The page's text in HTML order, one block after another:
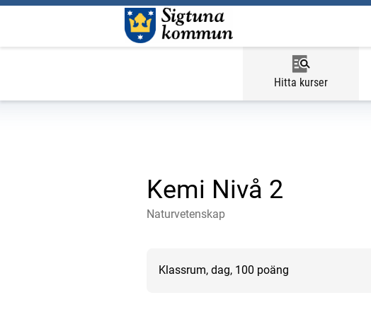
Hitta kurser
Kemi Nivå 2
Naturvetenskap
Klassrum, dag, 100 poäng